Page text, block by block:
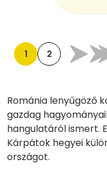
1 2
Románia lenyűgöző
gazdag
hangulatáról ismert.
Kárpátok hegyei
országot.